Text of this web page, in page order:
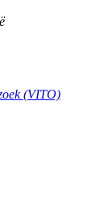
(VITO)